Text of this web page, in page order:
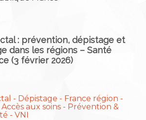
: prévention, dépistage et
dans les régions – Santé
(3 février 2026)
Dépistage
France région
aux soins
Prévention &
VNI